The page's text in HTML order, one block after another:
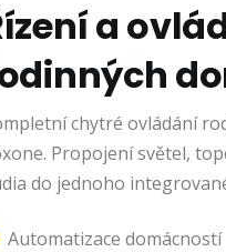
a
chytré ovládání
Propojení světel,
do jednoho
Automatizace domácností